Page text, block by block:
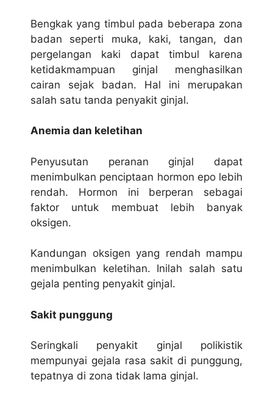
Bengkak yang timbul pada beberapa zona
badan seperti muka, kaki, tangan, dan
pergelangan kaki dapat timbul karena
ketidakmampuan ginjal menghasilkan
cairan sejak badan. Hal ini merupakan
salah satu tanda penyakit ginjal.
Anemia dan keletihan
Penyusutan peranan ginjal dapat
menimbulkan penciptaan hormon epo lebih
rendah. Hormon ini berperan sebagai
faktor untuk membuat lebih banyak
oksigen.
Kandungan oksigen yang rendah mampu
menimbulkan keletihan. Inilah salah satu
gejala penting penyakit ginjal.
Sakit punggung
Seringkali penyakit ginjal polikistik
mempunyai gejala rasa sakit di punggung,
tepatnya di zona tidak lama ginjal.